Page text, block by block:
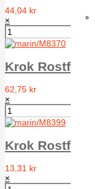
44,04 kr
×
Krok Rostfri A2
62,75 kr
×
Krok Rostfri A2
13,31 kr
×